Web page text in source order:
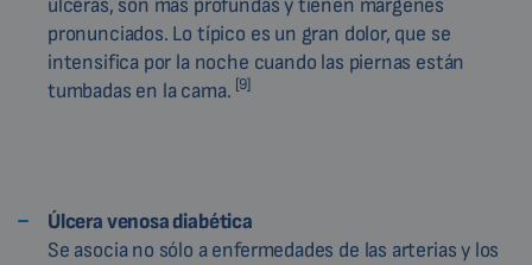
úlceras, son más profundas y tienen márgenes
pronunciados. Lo típico es un gran dolor, que se
intensifica por la noche cuando las piernas están
tumbadas en la cama. [9]
Úlcera venosa diabética
Se asocia no sólo a enfermedades de las arterias y los